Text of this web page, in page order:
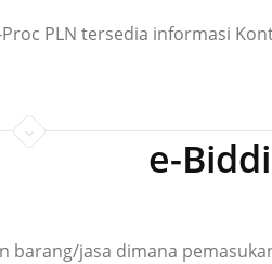
PLN tersedia informasi
e-
barang/jasa dimana